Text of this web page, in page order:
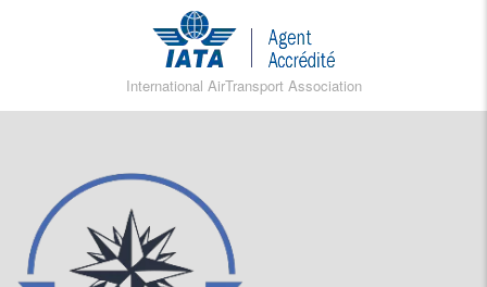
International AirTransport Association